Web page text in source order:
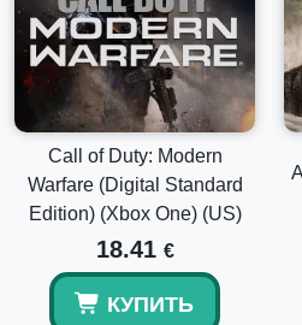
Call of Duty: Modern
Warfare (Digital Standard
Edition) (Xbox One) (US)
18.41 €
КУПИТЬ